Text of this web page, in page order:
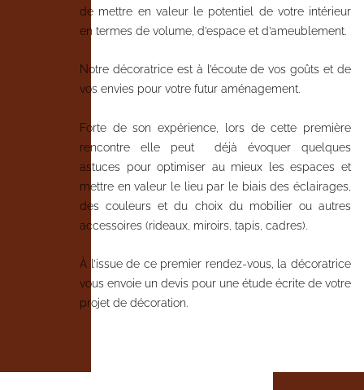
de mettre en valeur le potentiel de votre intérieur
en termes de volume, d’espace et d’ameublement.
Notre décoratrice est à l’écoute de vos goûts et de
vos envies pour votre futur aménagement.
Forte de son expérience, lors de cette première
rencontre elle peut déjà évoquer quelques
astuces pour optimiser au mieux les espaces et
mettre en valeur le lieu par le biais des éclairages,
des couleurs et du choix du mobilier ou autres
accessoires (rideaux, miroirs, tapis, cadres).
À l’issue de ce premier rendez-vous, la décoratrice
vous envoie un devis pour une étude écrite de votre
projet de décoration.